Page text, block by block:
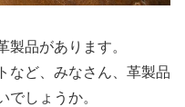
品があります。
など、みなさん、革製品
でしょうか。